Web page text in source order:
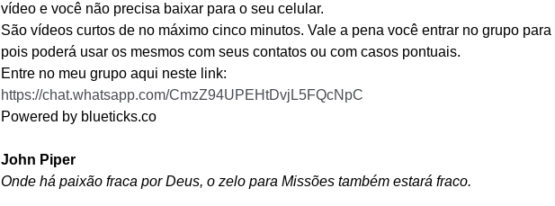
vídeo e você não precisa baixar para o seu celular.
São vídeos curtos de no máximo cinco minutos. Vale a pena você entrar no grupo
pois poderá usar os mesmos com seus contatos ou com casos pontuais.
Entre no meu grupo aqui neste link:
https://chat.whatsapp.com/CmzZ94UPEHtDvjL5FQcNpC
Powered by blueticks.co
John Piper
Onde há paixão fraca por Deus, o zelo para Missões também estará fraco.